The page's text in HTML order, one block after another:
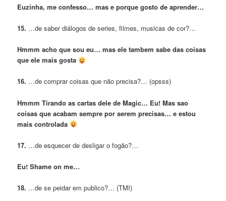
Euzinha, me confesso… mas e porque gosto de aprender…
15. …de saber diálogos de series, filmes, musicas de cor?…
Hmmm acho que sou eu… mas ele tambem sabe das coisas
que ele mais gosta
16. …de comprar coisas que não precisa?… (opsss)
Hmmm Tirando as cartas dele de Magic… Eu! Mas sao
coisas que acabam sempre por serem precisas… e estou
mais controlada
17. …de esquecer de desligar o fogão?…
Eu! Shame on me…
18. …de se peidar em publico?… (TMI)